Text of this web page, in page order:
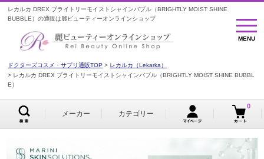
レカルカ DREX ブライトリーモイストシャインバブル（BRIGHTLY MOIST SHINE
BUBBLE）の通販は麗ビューティーオンラインショップ
MENU
MENU
ドクターズコスメ・サプリ通販TOP
レカルカ（Lekarka）
レカルカ DREX ブライトリーモイストシャインバブル（BRIGHTLY MOIST SHINE BUBBL
E）
メーカー カテゴリー
0